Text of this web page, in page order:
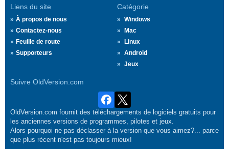
Liens du site
À propos de nous
Contactez-nous
Feuille de route
Supporteurs
Catégorie
Windows
Mac
Linux
Android
Jeux
Suivre OldVersion.com
OldVersion.com fournit des téléchargements de logiciels gratuits pour
les anciennes versions de programmes, pilotes et jeux.
Alors pourquoi ne pas déclasser à la version que vous aimez?... parce
que plus récent n'est pas toujours mieux!